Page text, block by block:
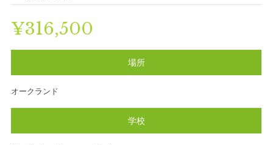
¥316,500
場所
オークランド
学校